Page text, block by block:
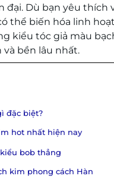
đại. Dù bạn yêu
thể biến hóa linh
kiểu tóc giả màu
bền lâu nhất.
đặc biệt?
hot nhất hiện nay
bob thẳng
kim phong cách Hàn